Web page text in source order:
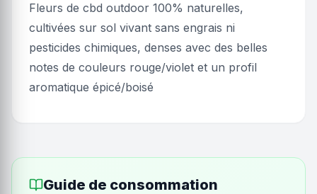
Fleurs de cbd outdoor 100% naturelles,
cultivées sur sol vivant sans engrais ni
pesticides chimiques, denses avec des belles
notes de couleurs rouge/violet et un profil
aromatique épicé/boisé
Guide de consommation